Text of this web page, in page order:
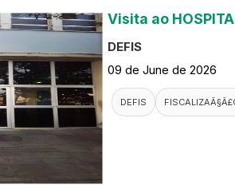
Visita ao
DEFIS
09 de June de 2026
DEFIS